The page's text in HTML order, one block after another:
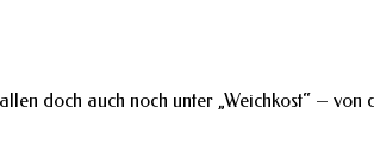
doch auch noch unter „Weichkost“ –